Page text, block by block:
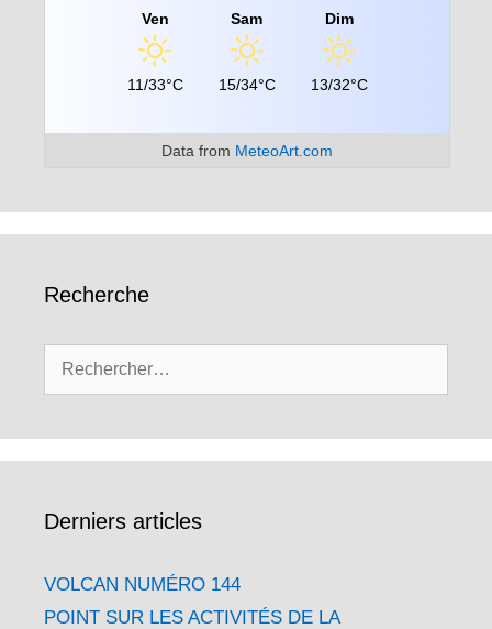
Ven
11/33°C
Sam
15/34°C
Dim
13/32°C
Data from MeteoArt.com
Recherche
Derniers articles
VOLCAN NUMÉRO 144
POINT SUR LES ACTIVITÉS DE LA